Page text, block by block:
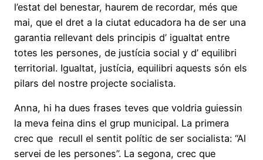
l’estat del benestar, haurem de recordar, més que
mai, que el dret a la ciutat educadora ha de ser una
garantia rellevant dels principis d’ igualtat entre
totes les persones, de justícia social y d’ equilibri
territorial. Igualtat, justícia, equilibri aquests són els
pilars del nostre projecte socialista.
Anna, hi ha dues frases teves que voldria guiessin
la meva feina dins el grup municipal. La primera
crec que recull el sentit polític de ser socialista: “Al
servei de les persones”. La segona, crec que